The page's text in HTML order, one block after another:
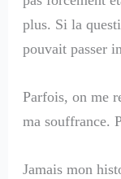
plus. Si la
pouvait passer
Parfois, on me
ma souffrance.
Jamais mon